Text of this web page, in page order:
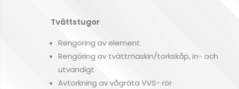
Tvättstugor
Rengöring av element
Rengöring av tvättmaskin/torkskåp, in- och
utvändigt
Avtorkning av vågräta VVS- rör